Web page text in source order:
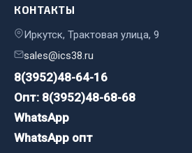
Весь раздел
Запчасти SHAANXI (SHACMAN)
Система питания
Тормозная система
Колеса и шины
КОНТАКТЫ
Иркутск, Трактовая улица, 9
sales@ics38.ru
8(3952)48-64-16
Опт: 8(3952)48-68-68
WhatsApp
WhatsApp опт